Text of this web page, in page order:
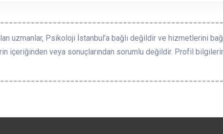
uzmanlar, Psikoloji İstanbul’a bağlı değildir ve hizmetlerini
içeriğinden veya sonuçlarından sorumlu değildir. Profil